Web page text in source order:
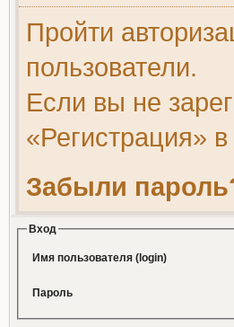
Пройти
пользователи.
Если вы не
«Регистрация»
Забыли
Вход
Имя пользователя (login)
Пароль